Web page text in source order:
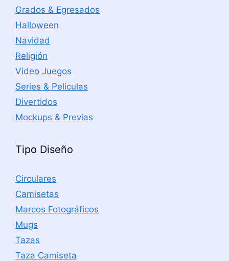
Grados & Egresados
Halloween
Navidad
Religión
Video Juegos
Series & Peliculas
Divertidos
Mockups & Previas
Tipo Diseño
Circulares
Camisetas
Marcos Fotográficos
Mugs
Tazas
Taza Camiseta